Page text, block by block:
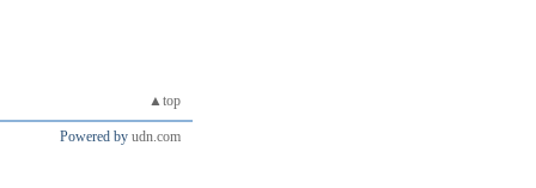
▲top
Powered by udn.com